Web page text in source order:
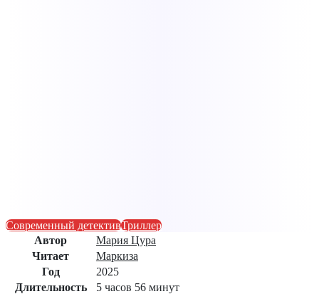
Современный детективТриллер
Автор
Мария Цура
Читает
Маркиза
Год
2025
Длительность
5 часов 56 минут